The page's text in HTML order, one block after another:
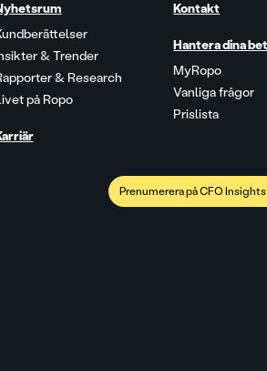
& Trender
& Research
på Ropo
Kontakt
Hantera dina
MyRopo
Vanliga frågor
Prislista
Prenumerera på CFO